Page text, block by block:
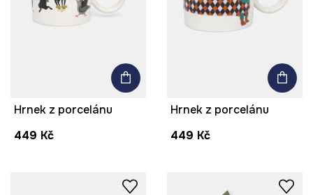
Hrnek z porcelánu
449 Kč
Hrnek z porcelánu
449 Kč